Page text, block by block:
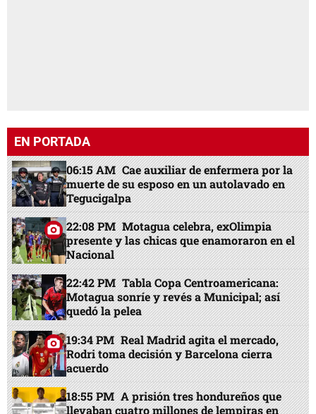
EN PORTADA
06:15 AM Cae auxiliar de enfermera por la
muerte de su esposo en un autolavado en
Tegucigalpa
22:08 PM Motagua celebra, exOlimpia
presente y las chicas que enamoraron en el
Nacional
22:42 PM Tabla Copa Centroamericana:
Motagua sonríe y revés a Municipal; así
quedó la pelea
19:34 PM Real Madrid agita el mercado,
Rodri toma decisión y Barcelona cierra
acuerdo
18:55 PM A prisión tres hondureños que
llevaban cuatro millones de lempiras en